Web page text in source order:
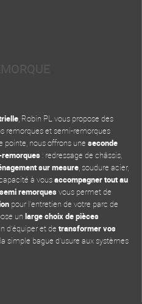
, Robin PL vous propose des
remorques et semi-remorques
pointe, nous offrons une seconde
: redressage de châssis,
sur mesure, soudure acier,
à vousaccompagner tout au
semi remorquesvous permet de
pour l’entretien de votre parc de
un large choix de pièces
d’équiper et de transformer vos
simple bague d’usure aux systèmes